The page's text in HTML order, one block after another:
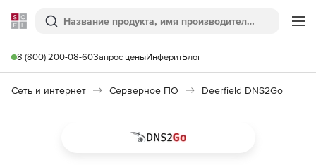
Softline
Поиск
8 (800) 200-08-60Запрос ценыИнферитБлог
Сеть и интернет Серверное ПО Deerfield DNS2Go